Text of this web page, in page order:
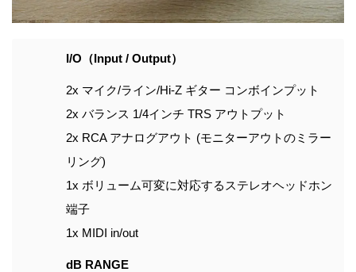
I/O（Input / Output）
2x マイク/ライン/Hi-Z ギター コンボインプット
2x バランス 1/4インチ TRS アウトプット
2x RCA アナログアウト (モニターアウトのミラー
リング)
1x ボリューム可変に対応するステレオヘッドホン
端子
1x MIDI in/out
dB RANGE